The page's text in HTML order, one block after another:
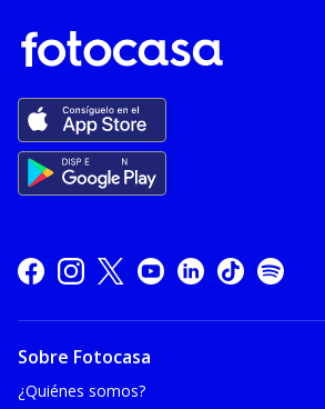
Sobre Fotocasa
¿Quiénes somos?